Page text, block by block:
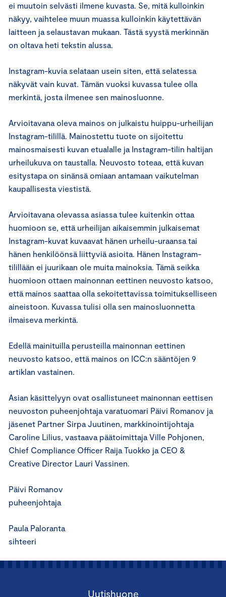
ei muutoin selvästi ilmene kuvasta. Se, mitä kulloinkin
näkyy, vaihtelee muun muassa kulloinkin käytettävän
laitteen ja selaustavan mukaan. Tästä syystä merkinnän
on oltava heti tekstin alussa.
Instagram-kuvia selataan usein siten, että selatessa
näkyvät vain kuvat. Tämän vuoksi kuvassa tulee olla
merkintä, josta ilmenee sen mainosluonne.
Arvioitavana oleva mainos on julkaistu huippu-urheilijan
Instagram-tilillä. Mainostettu tuote on sijoitettu
mainosmaisesti kuvan etualalle ja Instagram-tilin haltijan
urheilukuva on taustalla. Neuvosto toteaa, että kuvan
esitystapa on sinänsä omiaan antamaan vaikutelman
kaupallisesta viestistä.
Arvioitavana olevassa asiassa tulee kuitenkin ottaa
huomioon se, että urheilijan aikaisemmin julkaisemat
Instagram-kuvat kuvaavat hänen urheilu-uraansa tai
hänen henkilöönsä liittyviä asioita. Hänen Instagram-
tilillään ei juurikaan ole muita mainoksia. Tämä seikka
huomioon ottaen mainonnan eettinen neuvosto katsoo,
että mainos saattaa olla sekoitettavissa toimitukselliseen
aineistoon. Kuvassa tulisi olla sen mainosluonnetta
ilmaiseva merkintä.
Edellä mainituilla perusteilla mainonnan eettinen
neuvosto katsoo, että mainos on ICC:n sääntöjen 9
artiklan vastainen.
Asian käsittelyyn ovat osallistuneet mainonnan eettisen
neuvoston puheenjohtaja varatuomari Päivi Romanov ja
jäsenet Partner Sirpa Juutinen, markkinointijohtaja
Caroline Lilius, vastaava päätoimittaja Ville Pohjonen,
Chief Compliance Officer Raija Tuokko ja CEO &
Creative Director Lauri Vassinen.
Päivi Romanov
puheenjohtaja
Paula Paloranta
sihteeri
Uutishuone